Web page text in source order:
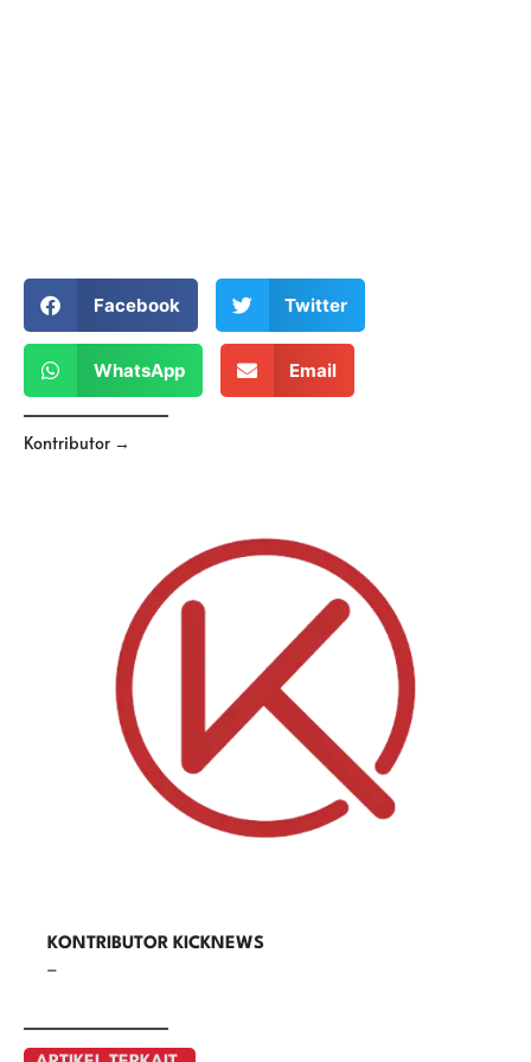
Facebook Twitter
WhatsApp Email
Kontributor →
KONTRIBUTOR KICKNEWS
–